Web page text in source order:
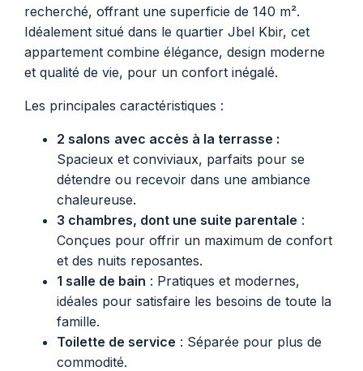
recherché, offrant une superficie de 140 m².
Idéalement situé dans le quartier Jbel Kbir, cet
appartement combine élégance, design moderne
et qualité de vie, pour un confort inégalé.
Les principales caractéristiques :
2 salons avec accès à la terrasse :
Spacieux et conviviaux, parfaits pour se
détendre ou recevoir dans une ambiance
chaleureuse.
3 chambres, dont une suite parentale :
Conçues pour offrir un maximum de confort
et des nuits reposantes.
1 salle de bain : Pratiques et modernes,
idéales pour satisfaire les besoins de toute la
famille.
Toilette de service : Séparée pour plus de
commodité.